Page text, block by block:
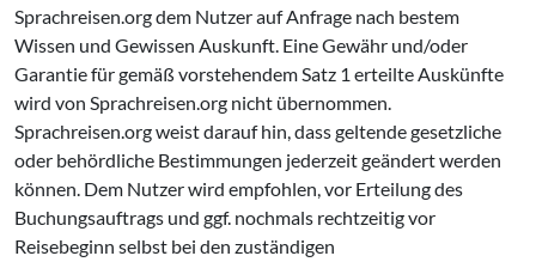
Sprachreisen.org dem Nutzer auf Anfrage nach bestem
Wissen und Gewissen Auskunft. Eine Gewähr und/oder
Garantie für gemäß vorstehendem Satz 1 erteilte Auskünfte
wird von Sprachreisen.org nicht übernommen.
Sprachreisen.org weist darauf hin, dass geltende gesetzliche
oder behördliche Bestimmungen jederzeit geändert werden
können. Dem Nutzer wird empfohlen, vor Erteilung des
Buchungsauftrags und ggf. nochmals rechtzeitig vor
Reisebeginn selbst bei den zuständigen